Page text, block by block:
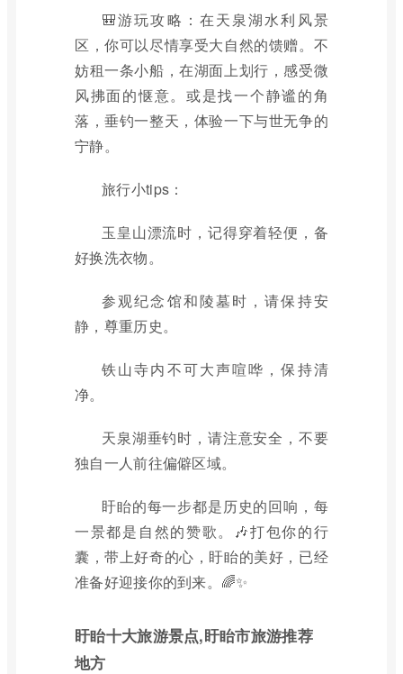
🎒游玩攻略：在天泉湖水利风景
区，你可以尽情享受大自然的馈赠。不
妨租一条小船，在湖面上划行，感受微
风拂面的惬意。或是找一个静谧的角
落，垂钓一整天，体验一下与世无争的
宁静。
旅行小tips：
玉皇山漂流时，记得穿着轻便，备
好换洗衣物。
参观纪念馆和陵墓时，请保持安
静，尊重历史。
铁山寺内不可大声喧哗，保持清
净。
天泉湖垂钓时，请注意安全，不要
独自一人前往偏僻区域。
盱眙的每一步都是历史的回响，每
一景都是自然的赞歌。🎶打包你的行
囊，带上好奇的心，盱眙的美好，已经
准备好迎接你的到来。🌈✨
盱眙十大旅游景点,盱眙市旅游推荐
地方